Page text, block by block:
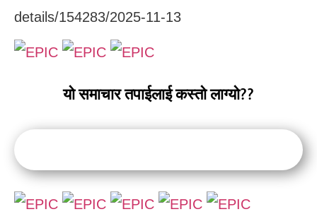
details/154283/2025-11-13
यो समाचार तपाईलाई कस्तो लाग्यो??